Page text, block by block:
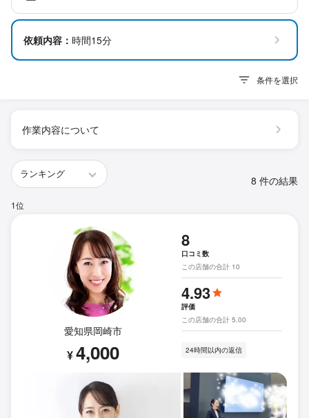
依頼内容： 時間15分
条件を選択
作業内容について
8 件の結果
1位
愛知県岡崎市
¥4,000
8
口コミ数
この店舗の合計 10
4.93
評価
この店舗の合計 5.00
24時間以内の返信